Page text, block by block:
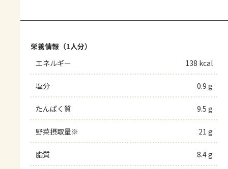
栄養情報（1人分）
エネルギー
138 kcal
塩分 0.9 g
たんぱく質 9.5 g
野菜摂取量※ 21 g
脂質 8.4 g